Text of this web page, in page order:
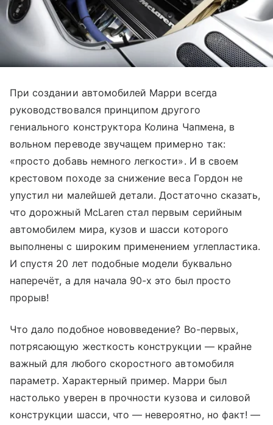
При создании автомобилей Марри всегда
руководствовался принципом другого
гениального конструктора Колина Чапмена, в
вольном переводе звучащем примерно так:
«просто добавь немного легкости». И в своем
крестовом походе за снижение веса Гордон не
упустил ни малейшей детали. Достаточно сказать,
что дорожный McLaren стал первым серийным
автомобилем мира, кузов и шасси которого
выполнены с широким применением углепластика.
И спустя 20 лет подобные модели буквально
наперечёт, а для начала 90-х это был просто
прорыв!
Что дало подобное нововведение? Во-первых,
потрясающую жесткость конструкции — крайне
важный для любого скоростного автомобиля
параметр. Характерный пример. Марри был
настолько уверен в прочности кузова и силовой
конструкции шасси, что — невероятно, но факт! —